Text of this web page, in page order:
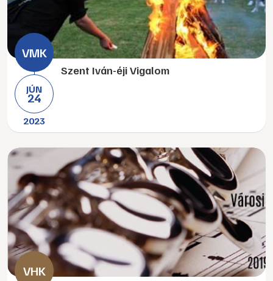
JÚN
24
2023
Szent Iván-éji Vigalom